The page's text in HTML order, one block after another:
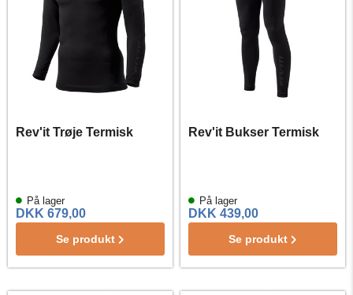
Rev'it Trøje Termisk
På lager
DKK 679,00
Se produkt
Rev'it Bukser Termisk
På lager
DKK 439,00
Se produkt